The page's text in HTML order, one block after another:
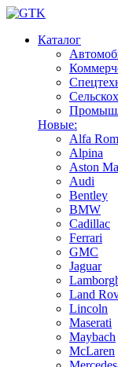
Каталог
Новые:
Alfa
Alpina
Aston
Audi
Bentley
BMW
Cadillac
Ferrari
GMC
Jaguar
Land
Lincoln
Maserati
Maybach
McLaren